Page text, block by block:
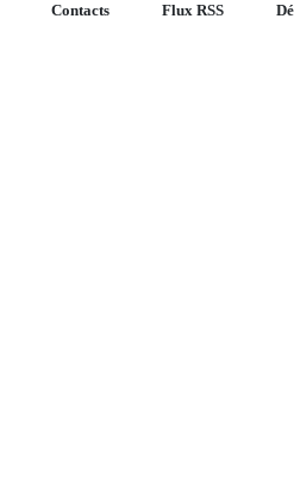
Contacts Flux RSS